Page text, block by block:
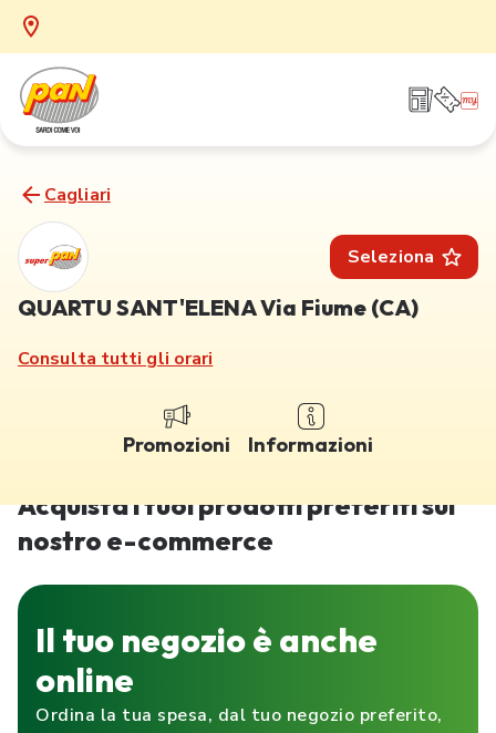
Cagliari
Seleziona
QUARTU SANT'ELENA Via Fiume (CA)
Consulta tutti gli orari
Promozioni Informazioni
Acquista i tuoi prodotti preferiti sul
nostro e-commerce
Il tuo negozio è anche
online
Ordina la tua spesa, dal tuo negozio preferito,